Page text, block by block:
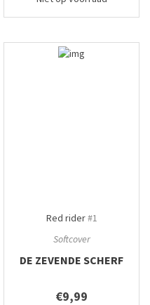
Red rider#1
Softcover
DE ZEVENDE SCHERF
€9,99